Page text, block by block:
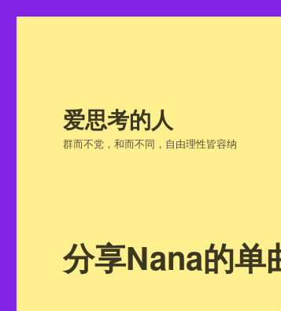
爱思考的人
群而不党，和而不同，自由理性皆容纳
分享Nana的单